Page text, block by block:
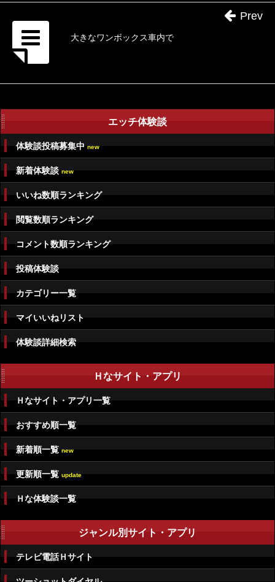
大きなワンボックス車内で
Prev
エッチ体験談
体験談投稿募集中 new
新着体験談 new
いいね数順ランキング
閲覧数順ランキング
コメント数順ランキング
投稿体験談
カテゴリー一覧
マイいいねリスト
体験談詳細検索
Ｈなサイト・アプリ
Ｈなサイト・アプリ一覧
おすすめ順一覧
新着順一覧 new
更新順一覧 update
Ｈな体験談一覧
ジャンル別サイト・アプリ
テレビ電話Ｈサイト